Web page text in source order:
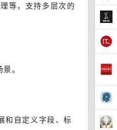
等，支持多层次的
。
自定义字段、标